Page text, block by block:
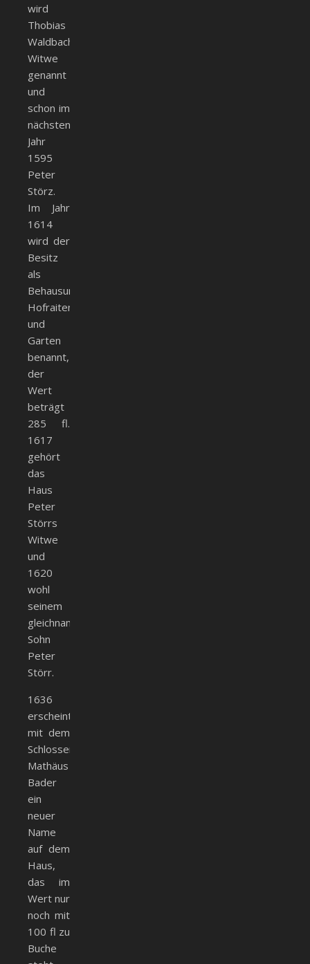
wird
Thobias
Waldbachs
Witwe
genannt
und
schon im
nächsten
Jahr
1595
Peter
Störz.
Im Jahr
1614
wird der
Besitz
als
Behausung,
Hofraiten
und
Garten
benannt,
der
Wert
beträgt
285 fl.
1617
gehört
das
Haus
Peter
Störrs
Witwe
und
1620
wohl
seinem
gleichnamigen
Sohn
Peter
Störr.
1636
erscheint
mit dem
Schlosser
Mathäus
Bader
ein
neuer
Name
auf dem
Haus,
das im
Wert nur
noch mit
100 fl zu
Buche